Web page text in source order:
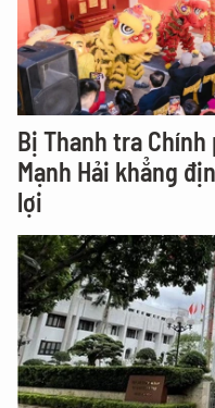
Bị Thanh tra
Mạnh Hải khẳng
lợi